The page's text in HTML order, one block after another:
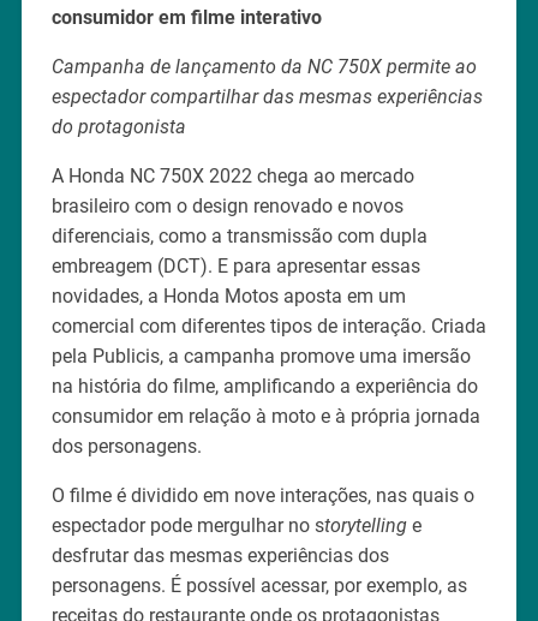
consumidor em filme interativo
Campanha de lançamento da NC 750X permite ao
espectador compartilhar das mesmas experiências
do protagonista
A Honda NC 750X 2022 chega ao mercado
brasileiro com o design renovado e novos
diferenciais, como a transmissão com dupla
embreagem (DCT). E para apresentar essas
novidades, a Honda Motos aposta em um
comercial com diferentes tipos de interação. Criada
pela Publicis, a campanha promove uma imersão
na história do filme, amplificando a experiência do
consumidor em relação à moto e à própria jornada
dos personagens.
O filme é dividido em nove interações, nas quais o
espectador pode mergulhar no storytellinge
desfrutar das mesmas experiências dos
personagens. É possível acessar, por exemplo, as
receitas do restaurante onde os protagonistas